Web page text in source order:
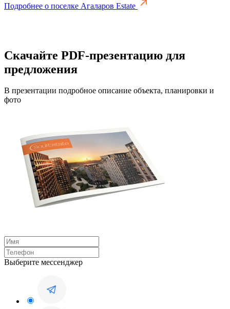
Подробнее о поселке Агаларов Estate
Скачайте PDF-презентацию для
предложения
В презентации подробное описание объекта, планировки и
фото
Выберите мессенджер